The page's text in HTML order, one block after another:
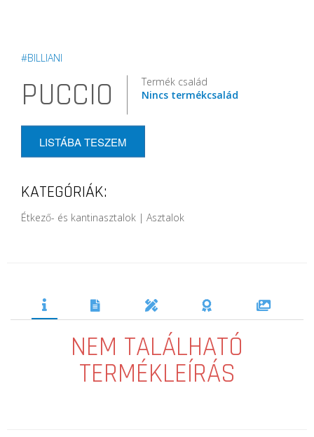
#BILLIANI
PUCCIO
Termék család
Nincs termékcsalád
LISTÁBA TESZEM
KATEGÓRIÁK:
Étkező- és kantinasztalok | Asztalok
NEM TALÁLHATÓ
TERMÉKLEÍRÁS